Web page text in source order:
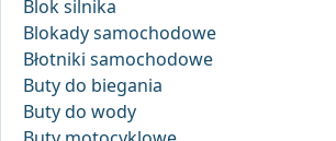
Blok silnika
Blokady samochodowe
Błotniki samochodowe
Buty do biegania
Buty do wody